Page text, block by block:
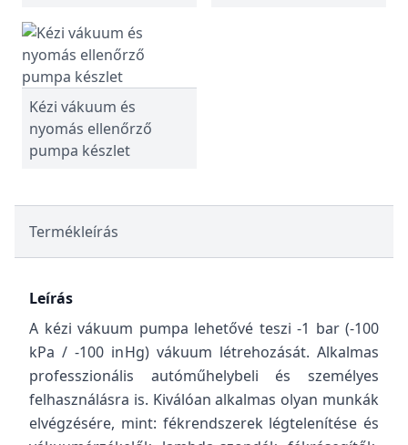
Kézi vákuum és
nyomás ellenőrző
pumpa készlet
Termékleírás
Leírás
A kézi vákuum pumpa lehetővé teszi -1 bar (-100
kPa / -100 inHg) vákuum létrehozását. Alkalmas
professzionális autóműhelybeli és személyes
felhasználásra is. Kiválóan alkalmas olyan munkák
elvégzésére, mint: fékrendszerek légtelenítése és